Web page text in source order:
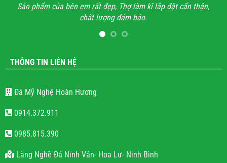
lắp đặt cẩn thận,
Anh đã đi xem rất nhiều những công trình
hết mọi công trình không thấy sự sắc sảo, tinh
Đá Mỹ Nghệ Hoàn Hương
0914.372.911
0985.815.390